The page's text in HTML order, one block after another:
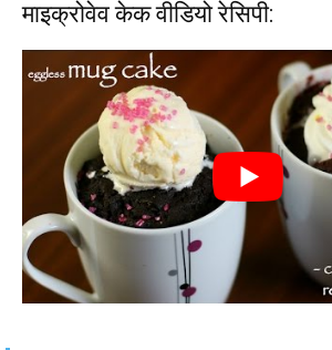
माइक्रोवेव केक वीडियो रेसिपी: